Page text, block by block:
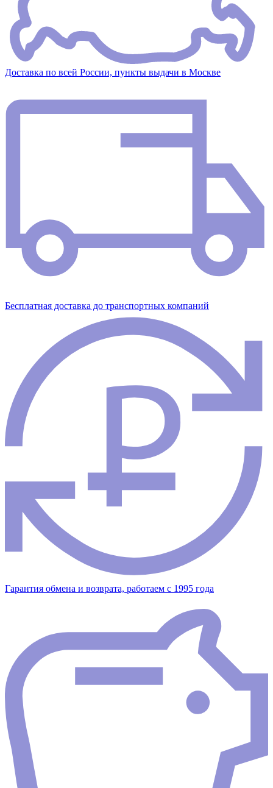
Доставка по всей России, пункты выдачи в Москве
Бесплатная доставка до транспортных компаний
Гарантия обмена и возврата, работаем с 1995 года